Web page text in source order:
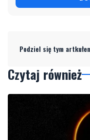
Podziel się tym
Czytaj również